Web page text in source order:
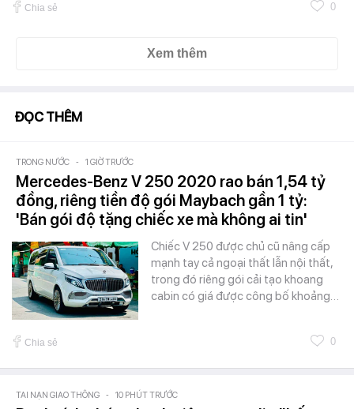
Chia sẻ 0
Xem thêm
ĐỌC THÊM
TRONG NƯỚC - 1 GIỜ TRƯỚC
Mercedes-Benz V 250 2020 rao bán 1,54 tỷ
đồng, riêng tiền độ gói Maybach gần 1 tỷ:
'Bán gói độ tặng chiếc xe mà không ai tin'
Chiếc V 250 được chủ cũ nâng cấp
mạnh tay cả ngoại thất lẫn nội thất,
trong đó riêng gói cải tạo khoang
cabin có giá được công bố khoảng…
Chia sẻ 0
TAI NẠN GIAO THÔNG - 10 PHÚT TRƯỚC